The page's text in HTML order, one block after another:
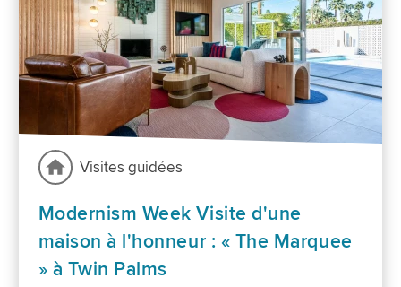
Visites guidées
Modernism Week Visite d'une
maison à l'honneur : « The Marquee
» à Twin Palms